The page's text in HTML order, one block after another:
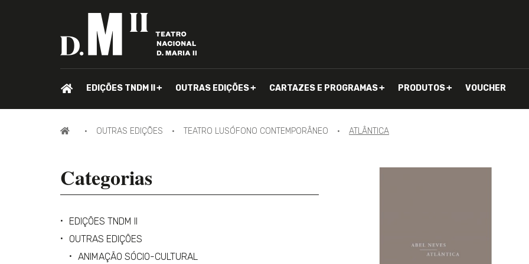
PÁGINA
EDIÇÕES TNDM II OUTRAS EDIÇÕES CARTAZES E PROGRAMAS PRODUTOS VOUCHER
PÁGINA OUTRAS EDIÇÕES TEATRO LUSÓFONO CONTEMPORÂNEO ATLÂNTICA
Categorias
EDIÇÕES TNDM II
OUTRAS EDIÇÕES
ANIMAÇÃO SÓCIO-CULTURAL